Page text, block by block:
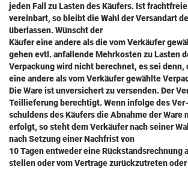
jeden Fall zu Lasten des Käufers. Ist
vereinbart, so bleibt die Wahl der Versandart
überlassen. Wünscht der
Käufer eine andere als die vom Verkäufer
gehen evtl. anfallende Mehrkosten zu Lasten
Verpackung wird nicht berechnet, es sei denn,
eine andere als vom Verkäufer gewählte
Die Ware ist unversichert zu versenden. Der
Teillieferung berechtigt. Wenn infolge des Ver-
schuldens des Käufers die Abnahme der
erfolgt, so steht dem Verkäufer nach seiner
nach Setzung einer Nachfrist von
10 Tagen entweder eine Rückstandsrechnung
stellen oder vom Vertrage zurückzutreten